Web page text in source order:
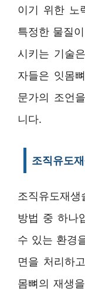
이기 위한 노
특정한 물질
시키는 기술
자들은 잇몸
문가의 조언
니다.
조직유도
조직유도재
방법 중 하나
수 있는 환경
면을 처리하
몸뼈의 재생